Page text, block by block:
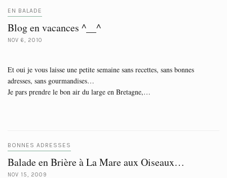
EN BALADE
Blog en vacances ^__^
NOV 6, 2010
Et oui je vous laisse une petite semaine sans recettes, sans bonnes
adresses, sans gourmandises…
Je pars prendre le bon air du large en Bretagne,…
BONNES ADRESSES
Balade en Brière à La Mare aux Oiseaux…
NOV 15, 2009